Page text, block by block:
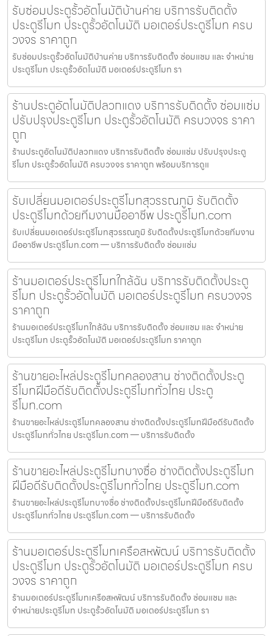
รับซ่อมประตูรั้วอัตโนมัติบ้านค่าย บริการรับติดตั้ง
ประตูรีโมท ประตูรั้วอัตโนมัติ มอเตอร์ประตูรีโมท ครบ
วงจร ราคาถูก
รับซ่อมประตูรั้วอัตโนมัติบ้านค่าย บริการรับติดตั้ง ซ่อมแซม และ จำหน่าย
ประตูรีโมท ประตูรั้วอัตโนมัติ มอเตอร์ประตูรีโมท รา
ร้านประตูอัตโนมัติปลวกแดง บริการรับติดตั้ง ซ่อมแซ่ม
ปรับปรุงประตูรีโมท ประตูรั้วอัตโนมัติ ครบวงจร ราคา
ถูก
ร้านประตูอัตโนมัติปลวกแดง บริการรับติดตั้ง ซ่อมแซ่ม ปรับปรุงประตู
รีโมท ประตูรั้วอัตโนมัติ ครบวงจร ราคาถูก พร้อมบริการดูแ
รับเปลี่ยนมอเตอร์ประตูรีโมทสุวรรณภูมิ รับติดตั้ง
ประตูรีโมทด้วยทีมงานมืออาชีพ ประตูรีโมท.com
รับเปลี่ยนมอเตอร์ประตูรีโมทสุวรรณภูมิ รับติดตั้งประตูรีโมทด้วยทีมงาน
มืออาชีพ ประตูรีโมท.com — บริการรับติดตั้ง ซ่อมแซ่ม
ร้านมอเตอร์ประตูรีโมทใกล้ฉัน บริการรับติดตั้งประตู
รีโมท ประตูรั้วอัตโนมัติ มอเตอร์ประตูรีโมท ครบวงจร
ราคาถูก
ร้านมอเตอร์ประตูรีโมทใกล้ฉัน บริการรับติดตั้ง ซ่อมแซม และ จำหน่าย
ประตูรีโมท ประตูรั้วอัตโนมัติ มอเตอร์ประตูรีโมท ราคาถูก
ร้านขายอะไหล่ประตูรีโมทคลองสาน ช่างติดตั้งประตู
รีโมทฝีมือดีรับติดตั้งประตูรีโมททั่วไทย ประตู
รีโมท.com
ร้านขายอะไหล่ประตูรีโมทคลองสาน ช่างติดตั้งประตูรีโมทฝีมือดีรับติดตั้ง
ประตูรีโมททั่วไทย ประตูรีโมท.com — บริการรับติดตั้ง
ร้านขายอะไหล่ประตูรีโมทบางซื่อ ช่างติดตั้งประตูรีโมท
ฝีมือดีรับติดตั้งประตูรีโมททั่วไทย ประตูรีโมท.com
ร้านขายอะไหล่ประตูรีโมทบางซื่อ ช่างติดตั้งประตูรีโมทฝีมือดีรับติดตั้ง
ประตูรีโมททั่วไทย ประตูรีโมท.com — บริการรับติดตั้ง
ร้านมอเตอร์ประตูรีโมทเครือสหพัฒน์ บริการรับติดตั้ง
ประตูรีโมท ประตูรั้วอัตโนมัติ มอเตอร์ประตูรีโมท ครบ
วงจร ราคาถูก
ร้านมอเตอร์ประตูรีโมทเครือสหพัฒน์ บริการรับติดตั้ง ซ่อมแซม และ
จำหน่ายประตูรีโมท ประตูรั้วอัตโนมัติ มอเตอร์ประตูรีโมท รา